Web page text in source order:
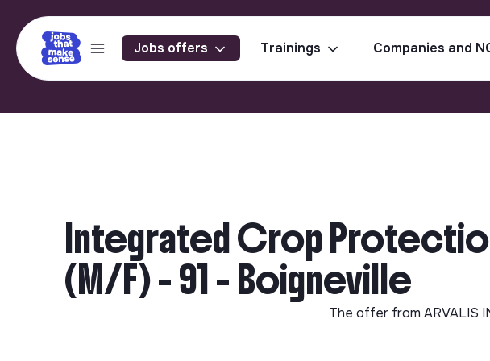
Jobs offers Trainings Companies and
Integrated Crop
(M/F) - 91 - Boigneville
The offer from ARVALIS